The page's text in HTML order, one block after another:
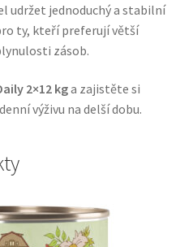
udržet jednoduchý a stabilní
ty, kteří preferují větší
zásob.
2×12 kga zajistěte si
výživu na delší dobu.